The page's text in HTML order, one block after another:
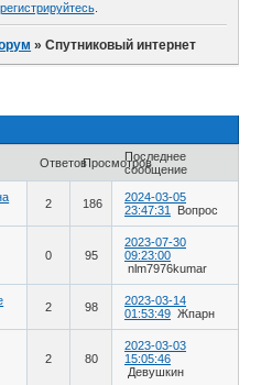
.
»Спутниковый интернет
ОтветовПросмотровПоследнее
сообщение
2 186
2024-03-05
23:47:31
Вопрос
0 95
2023-07-30
09:23:00
nlm7976kumar
2 98
2023-03-14
01:53:49 Жпарн
2 80
2023-03-03
15:05:46
Девушкин